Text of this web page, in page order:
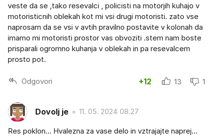
veste da se ,tako resevalci , policisti na motorjih kuhajo v
motoristicnih oblekah kot mi vsi drugi motoristi. zato vse
naprosam da se vsi v avtih pravilno postavite v kolonah da
imamo mi motoristi prostor vas obvoziti .stem nam boste
prisparali ogromno kuhanja v oblekah in pa resevalcem
prosto pot.
Odgovori +12 13 1
Dovolj je 11. 05. 2024 08.27
Res poklon... Hvalezna za vase delo in vztrajajte naprej...